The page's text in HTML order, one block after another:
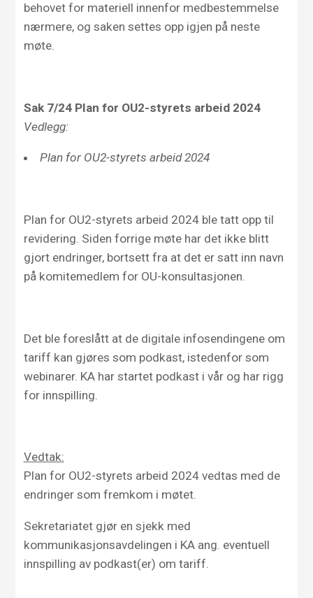
behovet for materiell innenfor medbestemmelse
nærmere, og saken settes opp igjen på neste
møte.
Sak 7/24 Plan for OU2-styrets arbeid 2024
Vedlegg:
Plan for OU2-styrets arbeid 2024
Plan for OU2-styrets arbeid 2024 ble tatt opp til
revidering. Siden forrige møte har det ikke blitt
gjort endringer, bortsett fra at det er satt inn navn
på komitemedlem for OU-konsultasjonen.
Det ble foreslått at de digitale infosendingene om
tariff kan gjøres som podkast, istedenfor som
webinarer. KA har startet podkast i vår og har rigg
for innspilling.
Vedtak:
Plan for OU2-styrets arbeid 2024 vedtas med de
endringer som fremkom i møtet.
Sekretariatet gjør en sjekk med
kommunikasjonsavdelingen i KA ang. eventuell
innspilling av podkast(er) om tariff.